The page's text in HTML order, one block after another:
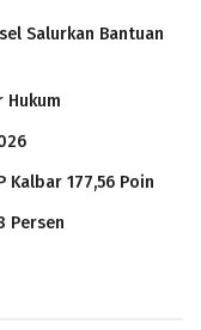
Salurkan Bantuan
Hukum
Kalbar 177,56 Poin
Persen